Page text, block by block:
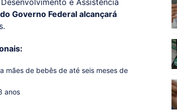
e Assistência
Governo Federal alcançará
mães de bebês de até seis meses de
anos